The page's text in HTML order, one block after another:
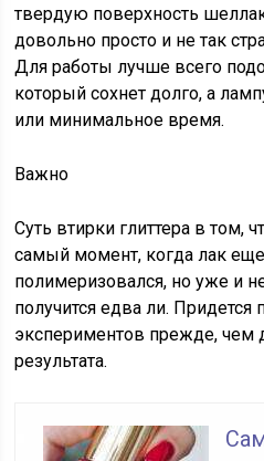
твердую поверхность
довольно просто и не так
Для работы лучше всего
который сохнет долго, а
или минимальное время.
Важно
Суть втирки глиттера в том,
самый момент, когда лак
полимеризовался, но уже и
получится едва ли. Придется
экспериментов прежде, чем
результата.